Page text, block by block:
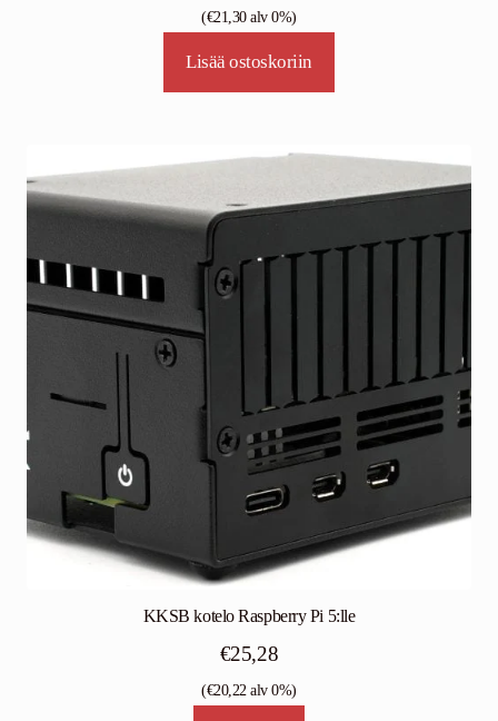
hinta
(€21,30alv 0%)
Lisää ostoskoriin
KKSB kotelo Raspberry Pi 5:lle
€25,28
(€20,22 alv 0%)